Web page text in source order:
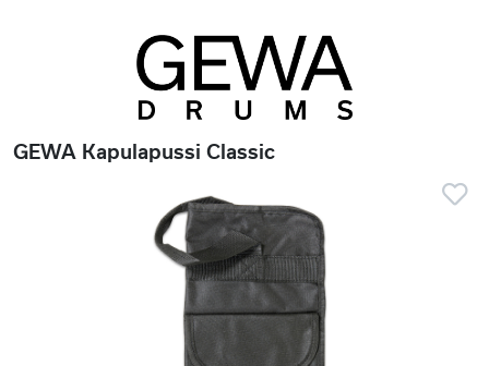
GEWA Kapulapussi Classic